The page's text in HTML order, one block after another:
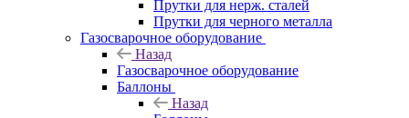
Прутки для нерж. сталей
Прутки для черного металла
Газосварочное оборудование
Назад
Газосварочное оборудование
Баллоны
Назад